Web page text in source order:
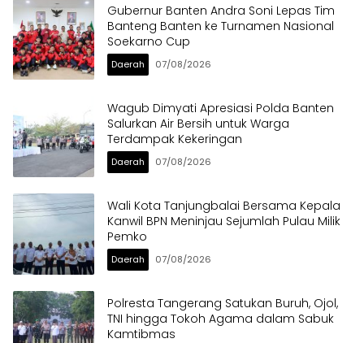
Gubernur Banten Andra Soni Lepas Tim
Banteng Banten ke Turnamen Nasional
Soekarno Cup
Daerah 07/08/2026
Wagub Dimyati Apresiasi Polda Banten
Salurkan Air Bersih untuk Warga
Terdampak Kekeringan
Daerah 07/08/2026
Wali Kota Tanjungbalai Bersama Kepala
Kanwil BPN Meninjau Sejumlah Pulau Milik
Pemko
Daerah 07/08/2026
Polresta Tangerang Satukan Buruh, Ojol,
TNI hingga Tokoh Agama dalam Sabuk
Kamtibmas